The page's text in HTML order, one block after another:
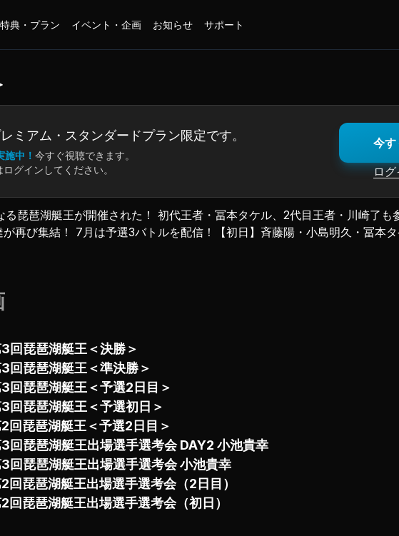
典・プラン イベント・企画 お知らせ サポート
ミアム・ スタンダードプラン限定です。
中！ 今すぐ視聴できます。
グインしてください。
今す
ログ
琵琶湖艇王が開催された！ 初代王者・冨本タケル、2代目王者・川崎了も
再び集結！ 7月は予選3バトルを配信！【初日】斉藤陽・小島明久・冨本
回琵琶湖艇王＜決勝＞
回琵琶湖艇王＜準決勝＞
回琵琶湖艇王＜予選2日目＞
回琵琶湖艇王＜予選初日＞
回琵琶湖艇王＜予選2日目＞
回琵琶湖艇王出場選手選考会 DAY2 小池貴幸
回琵琶湖艇王出場選手選考会 小池貴幸
回琵琶湖艇王出場選手選考会（2日目）
回琵琶湖艇王出場選手選考会（初日）